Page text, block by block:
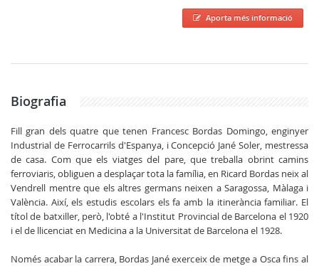
Aporta més informació
Biografia
Fill gran dels quatre que tenen Francesc Bordas Domingo, enginyer
Industrial de Ferrocarrils d'Espanya, i Concepció Jané Soler, mestressa
de casa. Com que els viatges del pare, que treballa obrint camins
ferroviaris, obliguen a desplaçar tota la família, en Ricard Bordas neix al
Vendrell mentre que els altres germans neixen a Saragossa, Màlaga i
València. Així, els estudis escolars els fa amb la itinerància familiar. El
títol de batxiller, però, l'obté a l'Institut Provincial de Barcelona el 1920
i el de llicenciat en Medicina a la Universitat de Barcelona el 1928.
Només acabar la carrera, Bordas Jané exerceix de metge a Osca fins al